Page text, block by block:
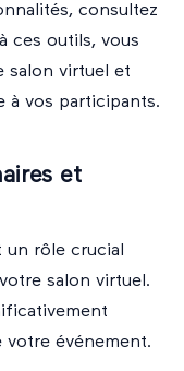
consultez
ces outils, vous
salon virtuel et
à vos participants.
et
rôle crucial
salon virtuel.
votre événement.